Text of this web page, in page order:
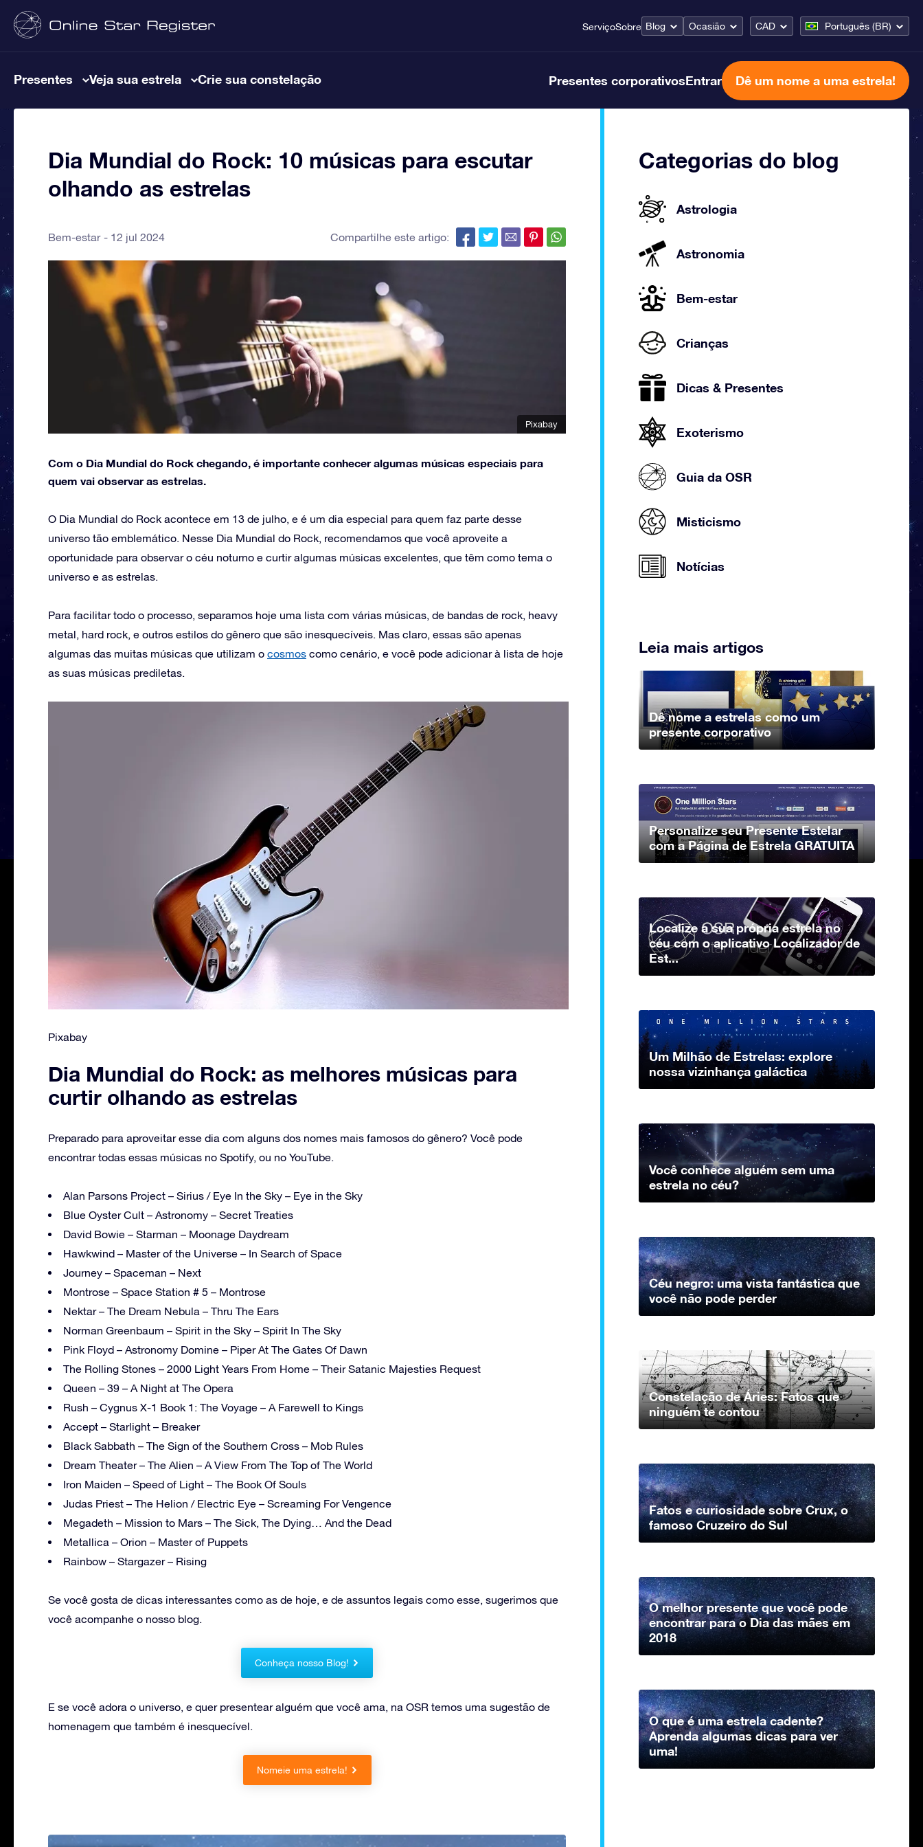
ServiçoSobre Blog Ocasião CAD Português (BR)
Presentes Veja sua estrela Crie sua constelação Presentes corporativosEntrar Dê um nome a uma estrela!
Dia Mundial do Rock: 10 músicas para escutar
olhando as estrelas
Bem-estar 12 jul 2024 Compartilhe este artigo:
Pixabay
Com o Dia Mundial do Rock chegando, é importante conhecer algumas músicas especiais para
quem vai observar as estrelas.
O Dia Mundial do Rock acontece em 13 de julho, e é um dia especial para quem faz parte desse
universo tão emblemático. Nesse Dia Mundial do Rock, recomendamos que você aproveite a
oportunidade para observar o céu noturno e curtir algumas músicas excelentes, que têm como tema o
universo e as estrelas.
Para facilitar todo o processo, separamos hoje uma lista com várias músicas, de bandas de rock, heavy
metal, hard rock, e outros estilos do gênero que são inesquecíveis. Mas claro, essas são apenas
algumas das muitas músicas que utilizam o cosmos como cenário, e você pode adicionar à lista de hoje
as suas músicas prediletas.
Pixabay
Dia Mundial do Rock: as melhores músicas para
curtir olhando as estrelas
Preparado para aproveitar esse dia com alguns dos nomes mais famosos do gênero? Você pode
encontrar todas essas músicas no Spotify, ou no YouTube.
Alan Parsons Project – Sirius / Eye In the Sky – Eye in the Sky
Blue Oyster Cult – Astronomy – Secret Treaties
David Bowie – Starman – Moonage Daydream
Hawkwind – Master of the Universe – In Search of Space
Journey – Spaceman – Next
Montrose – Space Station # 5 – Montrose
Nektar – The Dream Nebula – Thru The Ears
Norman Greenbaum – Spirit in the Sky – Spirit In The Sky
Pink Floyd – Astronomy Domine – Piper At The Gates Of Dawn
The Rolling Stones – 2000 Light Years From Home – Their Satanic Majesties Request
Queen – 39 – A Night at The Opera
Rush – Cygnus X-1 Book 1: The Voyage – A Farewell to Kings
Accept – Starlight – Breaker
Black Sabbath – The Sign of the Southern Cross – Mob Rules
Dream Theater – The Alien – A View From The Top of The World
Iron Maiden – Speed of Light – The Book Of Souls
Judas Priest – The Helion / Electric Eye – Screaming For Vengence
Megadeth – Mission to Mars – The Sick, The Dying… And the Dead
Metallica – Orion – Master of Puppets
Rainbow – Stargazer – Rising
Se você gosta de dicas interessantes como as de hoje, e de assuntos legais como esse, sugerimos que
você acompanhe o nosso blog.
Conheça nosso Blog!
E se você adora o universo, e quer presentear alguém que você ama, na OSR temos uma sugestão de
homenagem que também é inesquecível.
Nomeie uma estrela!
Categorias do blog
Astrologia
Astronomia
Bem-estar
Crianças
Dicas & Presentes
Exoterismo
Guia da OSR
Misticismo
Notícias
Leia mais artigos
Dê nome a estrelas como um
presente corporativo
Personalize seu Presente Estelar
com a Página de Estrela GRATUITA
Localize a sua própria estrela no
céu com o aplicativo Localizador de
Est...
Um Milhão de Estrelas: explore
nossa vizinhança galáctica
Você conhece alguém sem uma
estrela no céu?
Céu negro: uma vista fantástica que
você não pode perder
Constelação de Áries: Fatos que
ninguém te contou
Fatos e curiosidade sobre Crux, o
famoso Cruzeiro do Sul
O melhor presente que você pode
encontrar para o Dia das mães em
2018
O que é uma estrela cadente?
Aprenda algumas dicas para ver
uma!